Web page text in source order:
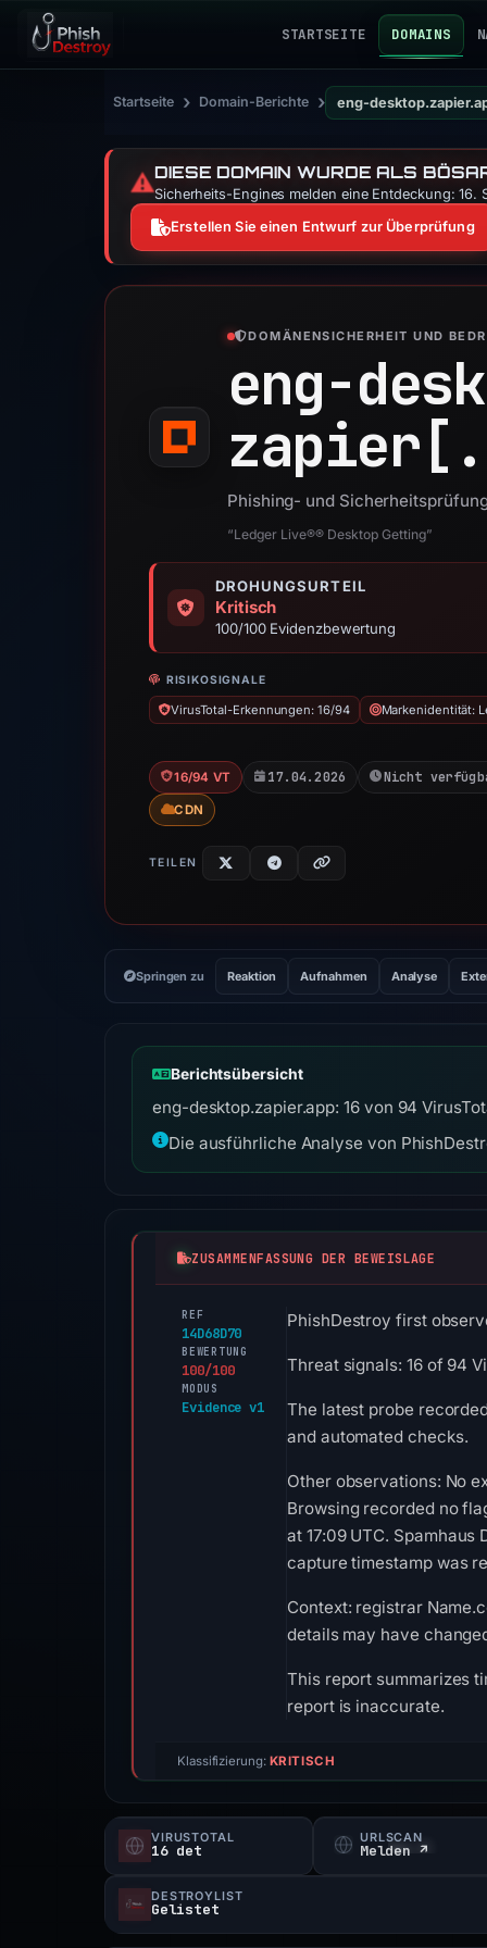
STARTSEITE DOMAINS
Startseite › Domain-Berichte › eng-
⚠️DIESE DOMAIN WURDE ALS
Sicherheits-Engines melden eine Entdeckung:
Erstellen Sie einen Entwurf zur Überprüfung
DOMÄNENSICHERHEIT UND
eng-
Phishing- und
“Ledger Live®® Desktop Getting”
DROHUNGSURTEIL
Kritisch
100/100 Evidenzbewertung
RISIKOSIGNALE
VirusTotal-Erkennungen: 16/94 Markenidentität:
16/94 VT 17.04.2026 Nicht
CDN
TEILEN
Springen zu Reaktion Aufnahmen Analyse
Berichtsübersicht
eng-desktop.zapier.app: 16 von 94
Die ausführliche Analyse von
ZUSAMMENFASSUNG DER BEWEISLAGE
REF
14D68D70
BEWERTUNG
100/100
MODUS
Evidence v1
PhishDestroy first
Threat signals: 16 of 94
The latest probe
and automated checks.
Other observations: No
Browsing recorded no
at 17:09 UTC.
capture timestamp was
Context: registrar
details may have
This report summarizes
report is inaccurate.
Klassifizierung: KRITISCH
VIRUSTOTAL
16 det
URLSCAN
Melden ↗
DESTROYLIST
Gelistet